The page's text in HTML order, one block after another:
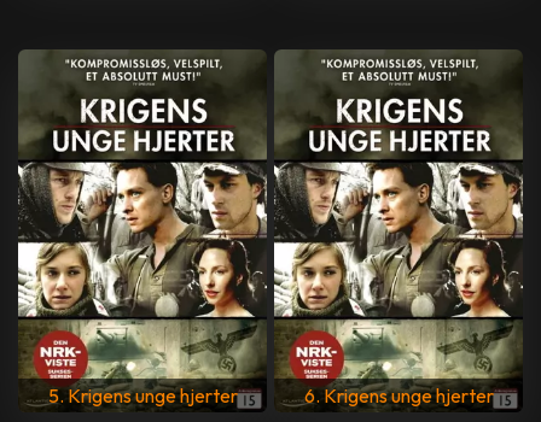
5. Krigens unge hjerter 6. Krigens unge hjerter